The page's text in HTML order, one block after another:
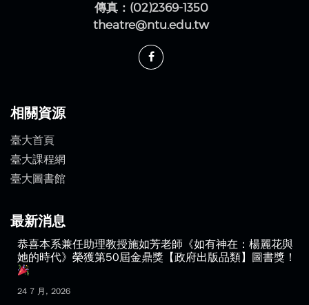
傳真：(02)2369-1350
theatre@ntu.edu.tw
相關資源
臺大首頁
臺大課程網
臺大圖書館
最新消息
恭喜本系兼任助理教授施如芳老師《如有神在：楊麗花與
她的時代》榮獲第50屆金鼎獎【政府出版品類】圖書獎！
24 7 月, 2026